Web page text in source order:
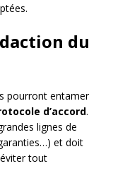
du
pourront entamer
d’accord.
lignes de
et doit
tout